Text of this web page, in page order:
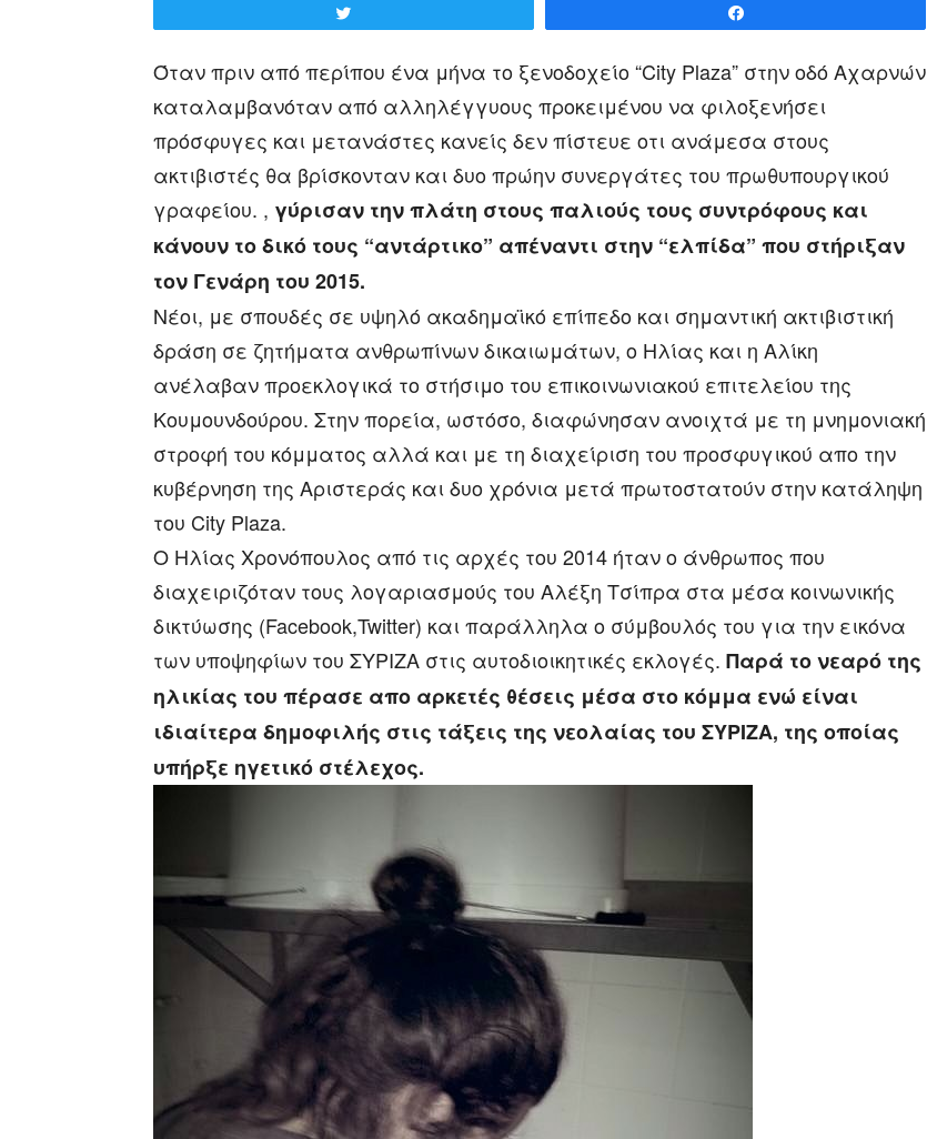
Όταν πριν από περίπου ένα μήνα το ξενοδοχείο “City Plaza” στην οδό Αχαρνών
καταλαμβανόταν από αλληλέγγυους προκειμένου να φιλοξενήσει
πρόσφυγες και μετανάστες κανείς δεν πίστευε οτι ανάμεσα στους
ακτιβιστές θα βρίσκονταν και δυο πρώην συνεργάτες του πρωθυπουργικού
γραφείου. , γύρισαν την πλάτη στους παλιούς τους συντρόφους και
κάνουν το δικό τους “αντάρτικο” απέναντι στην “ελπίδα” που στήριξαν
τον Γενάρη του 2015.
Νέοι, με σπουδές σε υψηλό ακαδημαϊκό επίπεδο και σημαντική ακτιβιστική
δράση σε ζητήματα ανθρωπίνων δικαιωμάτων, ο Ηλίας και η Αλίκη
ανέλαβαν προεκλογικά το στήσιμο του επικοινωνιακού επιτελείου της
Κουμουνδούρου. Στην πορεία, ωστόσο, διαφώνησαν ανοιχτά με τη μνημονιακή
στροφή του κόμματος αλλά και με τη διαχείριση του προσφυγικού απο την
κυβέρνηση της Αριστεράς και δυο χρόνια μετά πρωτοστατούν στην κατάληψη
του City Plaza.
Ο Ηλίας Χρονόπουλος από τις αρχές του 2014 ήταν ο άνθρωπος που
διαχειριζόταν τους λογαριασμούς του Αλέξη Τσίπρα στα μέσα κοινωνικής
δικτύωσης (Facebook,Twitter) και παράλληλα ο σύμβουλός του για την εικόνα
των υποψηφίων του ΣΥΡΙΖΑ στις αυτοδιοικητικές εκλογές. Παρά το νεαρό της
ηλικίας του πέρασε απο αρκετές θέσεις μέσα στο κόμμα ενώ είναι
ιδιαίτερα δημοφιλής στις τάξεις της νεολαίας του ΣΥΡΙΖΑ, της οποίας
υπήρξε ηγετικό στέλεχος.